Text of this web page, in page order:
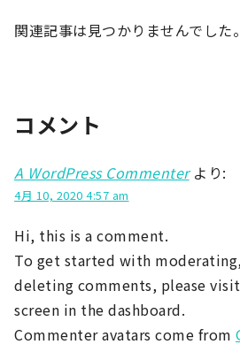
関連記事は見つかりませんでした。
コメント
A WordPress Commenter より:
4月 10, 2020 4:57 am
Hi, this is a comment.
To get started with
deleting comments, please
screen in the dashboard.
Commenter avatars come from